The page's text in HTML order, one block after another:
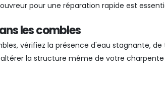
pour une réparation rapide est
les combles
vérifiez la présence d'eau stagnante,
la structure même de votre